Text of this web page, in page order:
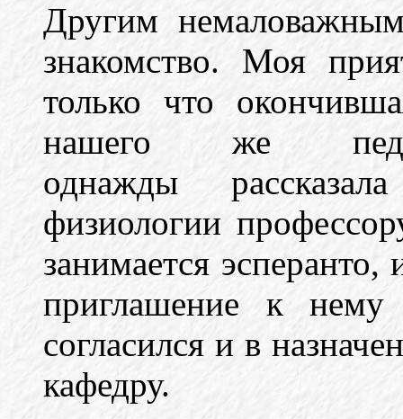
Другим
знакомство. Моя
только что
нашего же
однажды
физиологии
занимается
приглашение к
согласился и в
кафедру.